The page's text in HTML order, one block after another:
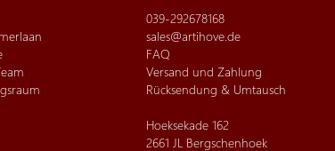
039-292678168
sales@artihove.de
FAQ
Versand und Zahlung
Rücksendung & Umtausch
Hoeksekade 162
2661 JL Bergschenhoek